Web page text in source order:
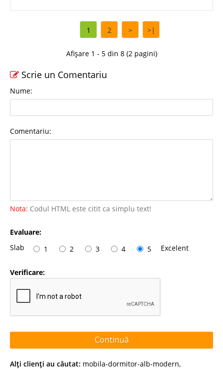
1 2 > >|
Afișare 1 - 5 din 8 (2 pagini)
Scrie un Comentariu
Nume:
Comentariu:
Nota: Codul HTML este citit ca simplu text!
Evaluare:
Slab
1 2 3 4 5 Excelent
Verificare:
Continuă
Alţi clienţi au căutat: mobila-dormitor-alb-modern,